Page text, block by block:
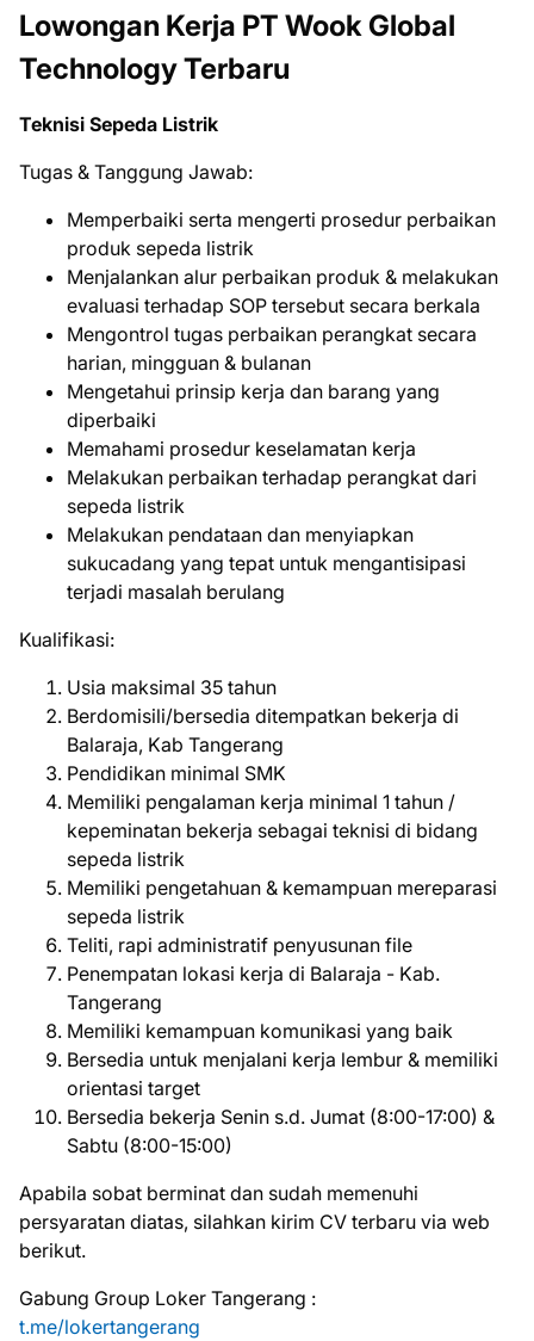
Lowongan Kerja PT Wook Global
Technology Terbaru
Teknisi Sepeda Listrik
Tugas & Tanggung Jawab:
Memperbaiki serta mengerti prosedur perbaikan
produk sepeda listrik
Menjalankan alur perbaikan produk & melakukan
evaluasi terhadap SOP tersebut secara berkala
Mengontrol tugas perbaikan perangkat secara
harian, mingguan & bulanan
Mengetahui prinsip kerja dan barang yang
diperbaiki
Memahami prosedur keselamatan kerja
Melakukan perbaikan terhadap perangkat dari
sepeda listrik
Melakukan pendataan dan menyiapkan
sukucadang yang tepat untuk mengantisipasi
terjadi masalah berulang
Kualifikasi:
Usia maksimal 35 tahun
Berdomisili/bersedia ditempatkan bekerja di
Balaraja, Kab Tangerang
Pendidikan minimal SMK
Memiliki pengalaman kerja minimal 1 tahun /
kepeminatan bekerja sebagai teknisi di bidang
sepeda listrik
Memiliki pengetahuan & kemampuan mereparasi
sepeda listrik
Teliti, rapi administratif penyusunan file
Penempatan lokasi kerja di Balaraja - Kab.
Tangerang
Memiliki kemampuan komunikasi yang baik
Bersedia untuk menjalani kerja lembur & memiliki
orientasi target
Bersedia bekerja Senin s.d. Jumat (8:00-17:00) &
Sabtu (8:00-15:00)
Aраbіlа ѕоbаt bеrmіnаt dаn ѕudаh mеmеnuhі
реrѕуаrаtаn dіаtаѕ, ѕіlаhkаn kіrіm CV tеrbаru vіа web
bеrіkut.
Gabung Group Loker Tangerang :
t.me/lokertangerang